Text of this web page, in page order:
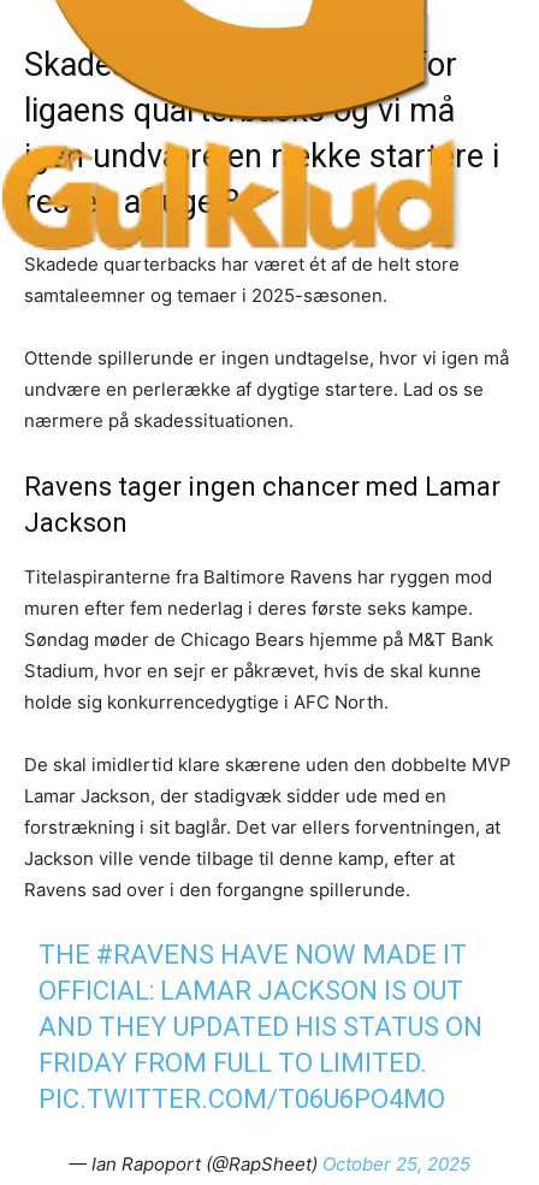
Skadeshelvedet fortsætter for
ligaens quarterbacks og vi må
igen undvære en række startere i
resten af uge 8.
Skadede quarterbacks har været ét af de helt store
samtaleemner og temaer i 2025-sæsonen.
Ottende spillerunde er ingen undtagelse, hvor vi igen må
undvære en perlerække af dygtige startere. Lad os se
nærmere på skadessituationen.
Ravens tager ingen chancer med Lamar
Jackson
Titelaspiranterne fra Baltimore Ravens har ryggen mod
muren efter fem nederlag i deres første seks kampe.
Søndag møder de Chicago Bears hjemme på M&T Bank
Stadium, hvor en sejr er påkrævet, hvis de skal kunne
holde sig konkurrencedygtige i AFC North.
De skal imidlertid klare skærene uden den dobbelte MVP
Lamar Jackson, der stadigvæk sidder ude med en
forstrækning i sit baglår. Det var ellers forventningen, at
Jackson ville vende tilbage til denne kamp, efter at
Ravens sad over i den forgangne spillerunde.
THE #RAVENS HAVE NOW MADE IT
OFFICIAL: LAMAR JACKSON IS OUT
AND THEY UPDATED HIS STATUS ON
FRIDAY FROM FULL TO LIMITED.
PIC.TWITTER.COM/T06U6PO4MO
— Ian Rapoport (@RapSheet) October 25, 2025